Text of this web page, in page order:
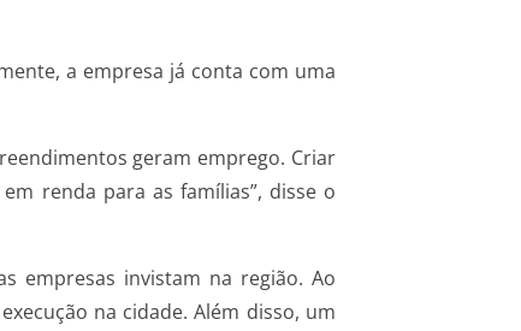
a empresa já conta com uma
geram emprego. Criar
renda para as famílias”, disse o
empresas invistam na região. Ao
na cidade. Além disso, um